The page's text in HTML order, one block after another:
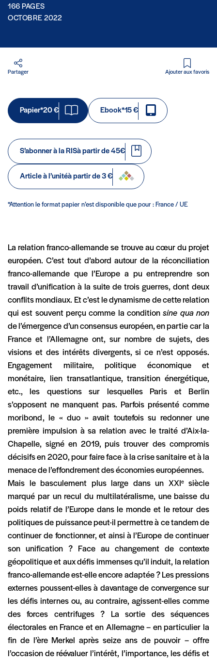
166 PAGES
OCTOBRE 2022
Partager Ajouter aux favoris
Papier*20 € Ebook*15 €
S’abonner à la RISà partir de 45€
Article à l’unitéà partir de 3 €
*Attention le format papier n’est disponible que pour : France / UE
La relation franco-allemande se trouve au cœur du projet
européen. C’est tout d’abord autour de la réconciliation
franco-allemande que l’Europe a pu entreprendre son
travail d’unification à la suite de trois guerres, dont deux
conflits mondiaux. Et c’est le dynamisme de cette relation
qui est souvent perçu comme la conditionsine qua non
de l’émergence d’un consensus européen, en partie car la
France et l’Allemagne ont, sur nombre de sujets, des
visions et des intérêts divergents, si ce n’est opposés.
Engagement militaire, politique économique et
monétaire, lien transatlantique, transition énergétique,
etc., les questions sur lesquelles Paris et Berlin
s’opposent ne manquent pas. Parfois présenté comme
moribond, le « duo » avait toutefois su redonner une
première impulsion à sa relation avec le traité d’Aix-la-
Chapelle, signé en 2019, puis trouver des compromis
décisifs en 2020, pour faire face à la crise sanitaire et à la
menace de l’effondrement des économies européennes.
Mais le basculement plus large dans un XXIesiècle
marqué par un recul du multilatéralisme, une baisse du
poids relatif de l’Europe dans le monde et le retour des
politiques de puissance peut-il permettre à ce tandem de
continuer de fonctionner, et ainsi à l’Europe de continuer
son unification ? Face au changement de contexte
géopolitique et aux défis immenses qu’il induit, la relation
franco-allemande est-elle encore adaptée ? Les pressions
externes poussent-elles à davantage de convergence sur
les défis internes ou, au contraire, agissent-elles comme
des forces centrifuges ? La sortie des séquences
électorales en France et en Allemagne – en particulier la
fin de l’ère Merkel après seize ans de pouvoir – offre
l’occasion de réévaluer l’intérêt, l’importance, les défis et